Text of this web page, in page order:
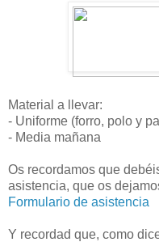
Material a llevar:
- Uniforme (forro, polo y
- Media mañana
Os recordamos que
asistencia, que os
Formulario de asistencia
Y recordad que, como